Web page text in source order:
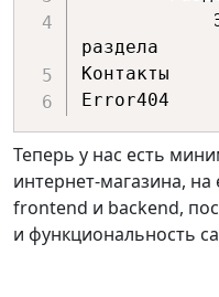
раздела
Контакты
Теперь у нас есть
интернет-магазина,
frontend и backend,
и функциональность